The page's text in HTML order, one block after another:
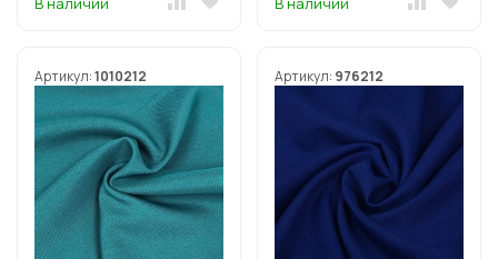
Артикул:1010212 Артикул: 976212